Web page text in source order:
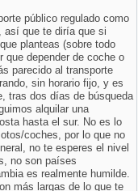
público regulado como
así que te diría que si
planteas (sobre todo
que depender de coche o
parecido al transporte
sin horario fijo, y es
tras dos días de búsqueda
alquilar una
hasta el sur. No es lo
coches, por lo que no
no te esperes el nivel
no son países
es realmente humilde.
más largas de lo que te